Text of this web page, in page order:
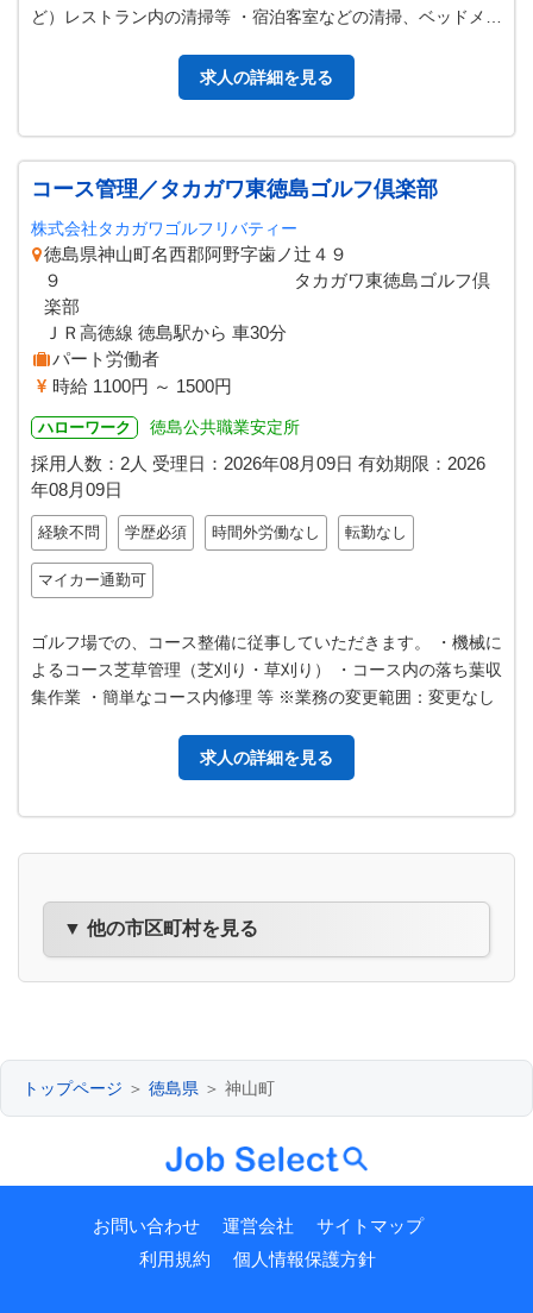
ど）レストラン内の清掃等 ・宿泊客室などの清掃、ベッドメイ
求人の詳細を見る
コース管理／タカガワ東徳島ゴルフ倶楽部
株式会社タカガワゴルフリバティー
徳島県神山町名西郡阿野字歯ノ辻４９
９ タカガワ東徳島ゴルフ倶
楽部
ＪＲ高徳線 徳島駅から 車30分
パート労働者
時給 1100円 ～ 1500円
ハローワーク 徳島公共職業安定所
採用人数：2人 受理日： 2026年08月09日 有効期限： 2026
年08月09日
経験不問 学歴必須 時間外労働なし 転勤なし
マイカー通勤可
ゴルフ場での、コース整備に従事していただきます。 ・機械に
よるコース芝草管理（芝刈り・草刈り） ・コース内の落ち葉収
集作業 ・簡単なコース内修理 等 ※業務の変更範囲：変更なし
求人の詳細を見る
▼ 他の市区町村を見る
トップページ ＞ 徳島県 ＞ 神山町
お問い合わせ 運営会社
サイトマップ
利用規約
個人情報保護方針